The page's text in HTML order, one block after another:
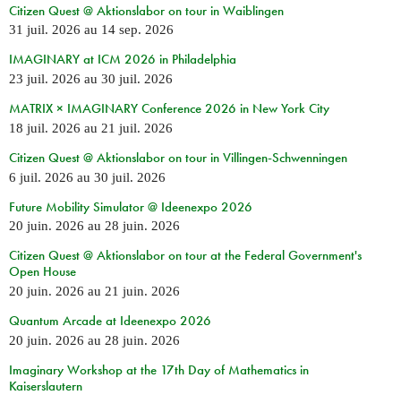
Citizen Quest @ Aktionslabor on tour in Waiblingen
31 juil. 2026 au 14 sep. 2026
IMAGINARY at ICM 2026 in Philadelphia
23 juil. 2026 au 30 juil. 2026
MATRIX × IMAGINARY Conference 2026 in New York City
18 juil. 2026 au 21 juil. 2026
Citizen Quest @ Aktionslabor on tour in Villingen-Schwenningen
6 juil. 2026 au 30 juil. 2026
Future Mobility Simulator @ Ideenexpo 2026
20 juin. 2026 au 28 juin. 2026
Citizen Quest @ Aktionslabor on tour at the Federal Government's
Open House
20 juin. 2026 au 21 juin. 2026
Quantum Arcade at Ideenexpo 2026
20 juin. 2026 au 28 juin. 2026
Imaginary Workshop at the 17th Day of Mathematics in
Kaiserslautern